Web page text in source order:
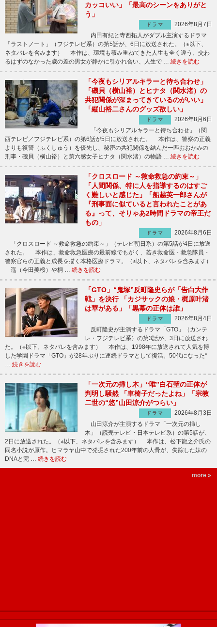
カッコいい」「最高のシーンをありがと
う」
ドラマ
2026年8月7日
内田有紀と寺西拓人がダブル主演するドラマ
「ラストノート」（フジテレビ系）の第5話が、6日に放送された。（※以下、
ネタバレを含みます） 本作は、環境も積み重ねてきた人生も全く違う、交わ
るはずのなかった歳の差の男女が静かに引かれ合い、人生で … 続きを読む
「今夜もシリアルキラーと待ち合わせ」
「磯貝（横山裕）とヒナタ（関水渚）の
共犯関係が深まってきているのがいい」
「縦山裕二さんのグッズ欲しい」
ドラマ
2026年8月6日
「今夜もシリアルキラーと待ち合わせ」（関
西テレビ／フジテレビ系）の第6話が5日に放送された。 本作は、警察の正義
よりも復讐（ふくしゅう）を優先し、秘密の共犯関係を結んだ一匹おおかみの
刑事・磯貝（横山裕）と第六感女子ヒナタ（関水渚）の物語 … 続きを読む
「クロスロード ～救命救急の約束～」
「人間関係、特に人を指導するのはすご
く難しいと感じた」「船越英一郎さんが
『刑事面に似ていると言われたことがあ
る』って、そりゃあ2時間ドラマの帝王だ
もの」
ドラマ
2026年8月6日
「クロスロード ～救命救急の約束～」（テレビ朝日系）の第5話が4日に放送
された。 本作は、救命救急医療の最前線でもがく、若き救命医・救急隊員・
警察官らの正義と成長を描く本格医療ドラマ。（※以下、ネタバレを含みます）
遥（今田美桜）や桐 … 続きを読む
「GTO」“鬼塚”反町隆史らが「告白大作
戦」を決行 「カジサックの娘・梶原叶渚
は華がある」「黒幕の正体は誰」
ドラマ
2026年8月4日
反町隆史が主演するドラマ「GTO」（カンテ
レ・フジテレビ系）の第3話が、3日に放送され
た。（※以下、ネタバレを含みます） 本作は、1998年に放送されて人気を博
した学園ドラマ「GTO」が28年ぶりに連続ドラマとして復活。50代になった“
続きを読む
「一次元の挿し木」“唯”白石聖の正体が
判明し騒然 「車椅子だったよね」「宗教
二世の“悠”山田涼介がつらい」
ドラマ
2026年8月3日
山田涼介が主演するドラマ「一次元の挿し
木」（読売テレビ・日本テレビ系）の第5話が、
2日に放送された。（※以下、ネタバレを含みます） 本作は、松下龍之介氏の
同名小説が原作。ヒマラヤ山中で発掘された200年前の人骨が、失踪した妹の
DNAと完 … 続きを読む
more »